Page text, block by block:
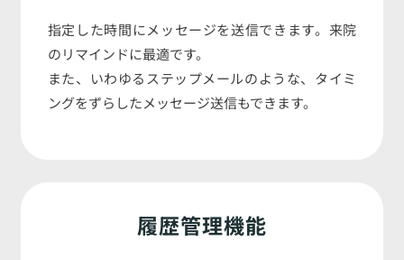
指定した時間にメッセージを送信できます。来院
のリマインドに最適です。
また、いわゆるステップメールのような、タイミ
ングをずらしたメッセージ送信もできます。
履歴管理機能